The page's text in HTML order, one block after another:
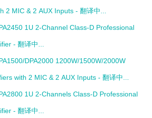
2 MIC & 2 AUX Inputs - 翻译中...
1U 2-Channel Class-D Professional
- 翻译中...
DPA2000 1200W/1500W/2000W
with 2 MIC & 2 AUX Inputs - 翻译中...
1U 2-Channels Class-D Professional
- 翻译中...